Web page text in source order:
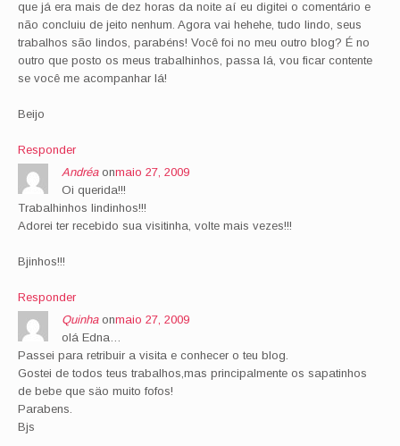
que já era mais de dez horas da noite aí eu digitei o comentário e
não concluiu de jeito nenhum. Agora vai hehehe, tudo lindo, seus
trabalhos são lindos, parabéns! Você foi no meu outro blog? É no
outro que posto os meus trabalhinhos, passa lá, vou ficar contente
se você me acompanhar lá!
Beijo
Responder
Andréaonmaio 27, 2009
Oi querida!!!
Trabalhinhos lindinhos!!!
Adorei ter recebido sua visitinha, volte mais vezes!!!
Bjinhos!!!
Responder
Quinhaonmaio 27, 2009
olá Edna…
Passei para retribuir a visita e conhecer o teu blog.
Gostei de todos teus trabalhos,mas principalmente os sapatinhos
de bebe que säo muito fofos!
Parabens.
Bjs